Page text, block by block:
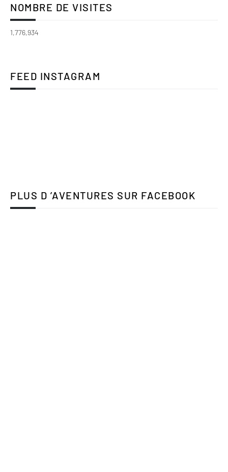
NOMBRE DE VISITES
1,776,934
FEED INSTAGRAM
PLUS D ’AVENTURES SUR FACEBOOK